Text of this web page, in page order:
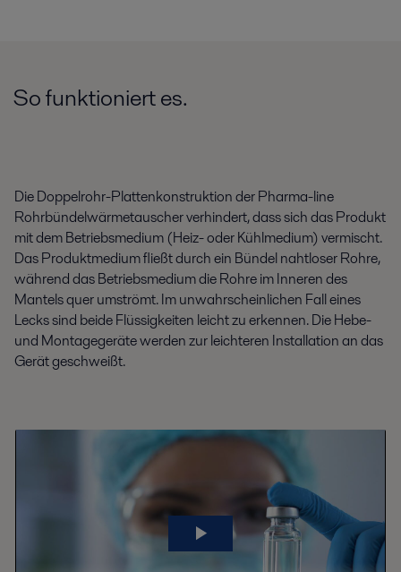
So funktioniert es.
Die Doppelrohr-Plattenkonstruktion der Pharma-line
Rohrbündelwärmetauscher verhindert, dass sich das Produkt
mit dem Betriebsmedium (Heiz- oder Kühlmedium) vermischt.
Das Produktmedium fließt durch ein Bündel nahtloser Rohre,
während das Betriebsmedium die Rohre im Inneren des
Mantels quer umströmt. Im unwahrscheinlichen Fall eines
Lecks sind beide Flüssigkeiten leicht zu erkennen. Die Hebe-
und Montagegeräte werden zur leichteren Installation an das
Gerät geschweißt.